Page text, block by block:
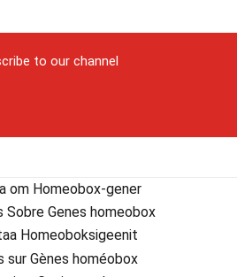
to our channel
Homeobox-gener
Genes homeobox
Homeoboksigeenit
Gènes homéobox